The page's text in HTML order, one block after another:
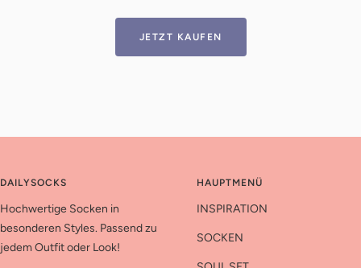
JETZT KAUFEN
DAILYSOCKS
Hochwertige Socken in
besonderen Styles. Passend zu
jedem Outfit oder Look!
HAUPTMENÜ
INSPIRATION
SOCKEN